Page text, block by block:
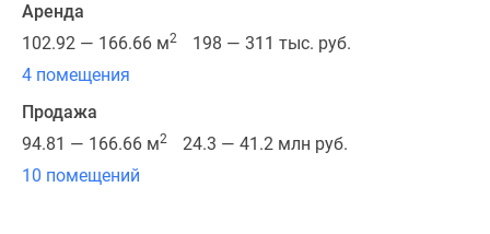
яркой
отделкой
фасадов,
гармонично
в
окружение.
Аренда
102.92 — 166.66 м2
198 — 311 тыс. руб.
4 помещения
Продажа
94.81 — 166.66 м2
24.3 — 41.2 млн руб.
10 помещений